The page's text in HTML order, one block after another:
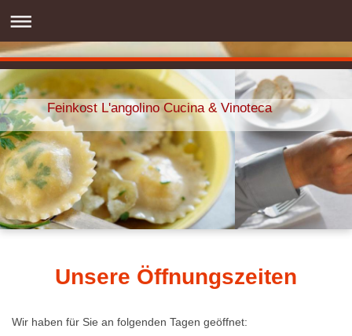
Feinkost L'angolino Cucina & Vinoteca
Unsere Öffnungszeiten
Wir haben für Sie an folgenden Tagen geöffnet: